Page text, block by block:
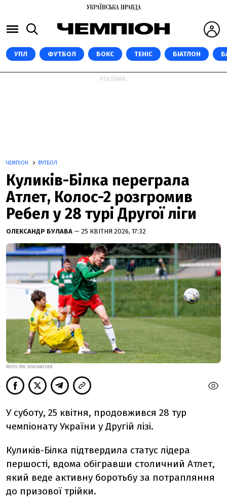
УПЛ ФУТБОЛ БОКС ТЕНІС БІАТЛОН
РЕКЛАМА:
ЧЕМПІОН ФУТБОЛ
Куликів-Білка переграла
Атлет, Колос-2 розгромив
Ребел у 28 турі Другої ліги
ОЛЕКСАНДР БУЛАВА — 25 КВІТНЯ 2026, 17:32
ФОТО: ФК ЛОКОМОТИВ
У суботу, 25 квітня, продовжився 28 тур
чемпіонату України у Другій лізі.
Куликів-Білка підтвердила статус лідера
першості, вдома обігравши столичний Атлет,
який веде активну боротьбу за потрапляння
до призової трійки.